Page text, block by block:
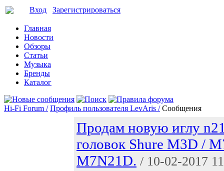
Вход Зарегистрироваться
Главная
Новости
Обзоры
Статьи
Музыка
Бренды
Каталог
Hi-Fi Forum / Профиль пользователя LevAris / Сообщения
Продам новую иглу
головок Shure M3D /
M7N21D. / 10-02-2017